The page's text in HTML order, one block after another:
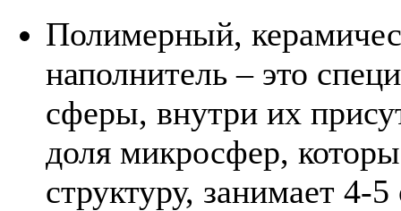
Полимерный,
наполнитель – это
сферы, внутри их
доля микросфер,
структуру, занимает 4-